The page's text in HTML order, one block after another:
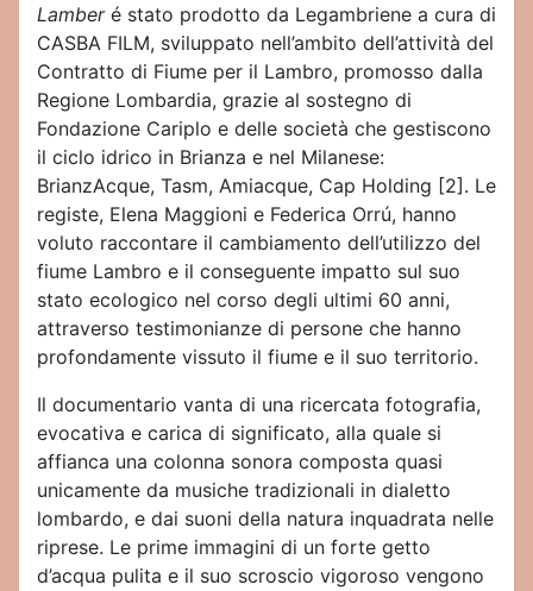
Lamberé stato prodotto da Legambriene a cura di
CASBA FILM, sviluppato nell’ambito dell’attività del
Contratto di Fiume per il Lambro, promosso dalla
Regione Lombardia, grazie al sostegno di
Fondazione Cariplo e delle società che gestiscono
il ciclo idrico in Brianza e nel Milanese:
BrianzAcque, Tasm, Amiacque, Cap Holding [2]. Le
registe, Elena Maggioni e Federica Orrú, hanno
voluto raccontare il cambiamento dell’utilizzo del
fiume Lambro e il conseguente impatto sul suo
stato ecologico nel corso degli ultimi 60 anni,
attraverso testimonianze di persone che hanno
profondamente vissuto il fiume e il suo territorio.
Il documentario vanta di una ricercata fotografia,
evocativa e carica di significato, alla quale si
affianca una colonna sonora composta quasi
unicamente da musiche tradizionali in dialetto
lombardo, e dai suoni della natura inquadrata nelle
riprese. Le prime immagini di un forte getto
d’acqua pulita e il suo scroscio vigoroso vengono